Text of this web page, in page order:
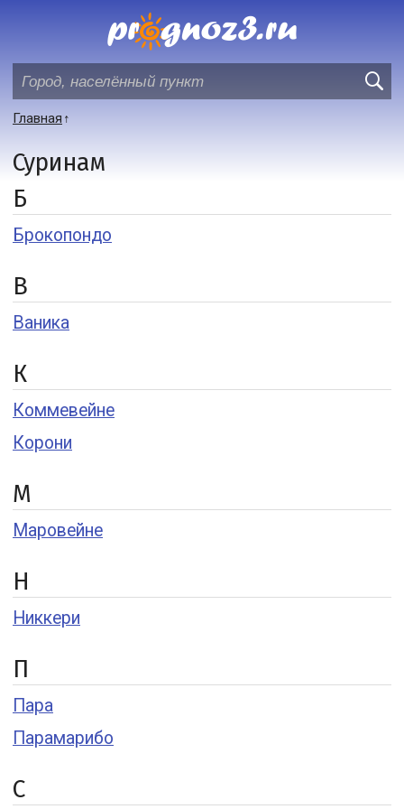
Главная
Суринам
Б
Брокопондо
В
Ваника
К
Коммевейне
Корони
М
Маровейне
Н
Никкери
П
Пара
Парамарибо
С